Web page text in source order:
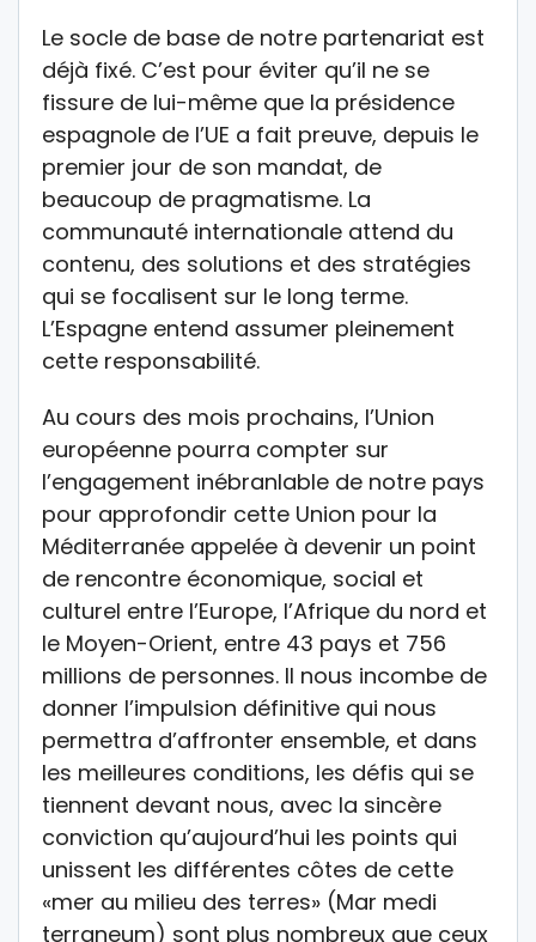
Le socle de base de notre partenariat est
déjà fixé. C’est pour éviter qu’il ne se
fissure de lui-même que la présidence
espagnole de l’UE a fait preuve, depuis le
premier jour de son mandat, de
beaucoup de pragmatisme. La
communauté internationale attend du
contenu, des solutions et des stratégies
qui se focalisent sur le long terme.
L’Espagne entend assumer pleinement
cette responsabilité.
Au cours des mois prochains, l’Union
européenne pourra compter sur
l’engagement inébranlable de notre pays
pour approfondir cette Union pour la
Méditerranée appelée à devenir un point
de rencontre économique, social et
culturel entre l’Europe, l’Afrique du nord et
le Moyen-Orient, entre 43 pays et 756
millions de personnes. Il nous incombe de
donner l’impulsion définitive qui nous
permettra d’affronter ensemble, et dans
les meilleures conditions, les défis qui se
tiennent devant nous, avec la sincère
conviction qu’aujourd’hui les points qui
unissent les différentes côtes de cette
«mer au milieu des terres» (Mar medi
terraneum) sont plus nombreux que ceux